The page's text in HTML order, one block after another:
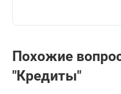
Похожие
"Кредиты"